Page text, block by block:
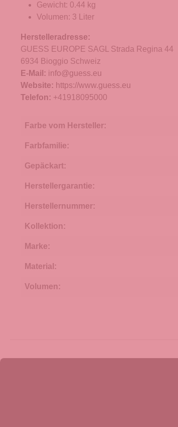
Gewicht: 0.44 kg
Volumen: 3 Liter
Herstelleradresse:
GUESS EUROPE SAGL Strada Regina 44
6934 Bioggio Schweiz
E-Mail: info@guess.eu
Website: https://www.guess.eu
Telefon: +41918095000
Farbe vom Hersteller:
Farbfamilie:
Gepäckart:
Herstellergarantie:
Herstellernummer:
Kollektion:
Marke:
Material:
Volumen: